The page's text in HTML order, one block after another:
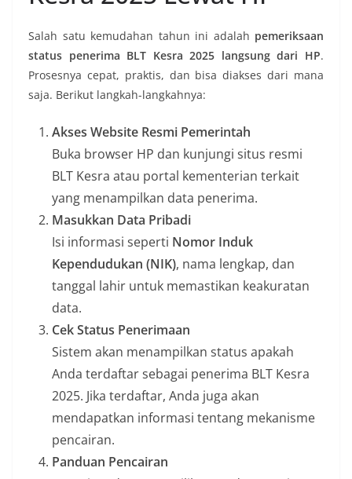
Salah satu kemudahan tahun ini adalah pemeriksaan
status penerima BLT Kesra 2025 langsung dari HP.
Prosesnya cepat, praktis, dan bisa diakses dari mana
saja. Berikut langkah-langkahnya:
Akses Website Resmi Pemerintah
Buka browser HP dan kunjungi situs resmi
BLT Kesra atau portal kementerian terkait
yang menampilkan data penerima.
Masukkan Data Pribadi
Isi informasi seperti Nomor Induk
Kependudukan (NIK), nama lengkap, dan
tanggal lahir untuk memastikan keakuratan
data.
Cek Status Penerimaan
Sistem akan menampilkan status apakah
Anda terdaftar sebagai penerima BLT Kesra
2025. Jika terdaftar, Anda juga akan
mendapatkan informasi tentang mekanisme
pencairan.
Panduan Pencairan